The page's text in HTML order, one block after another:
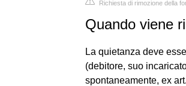
Richiesta di rimozione della
Quando viene
La quietanza deve
(debitore, suo
spontaneamente, ex